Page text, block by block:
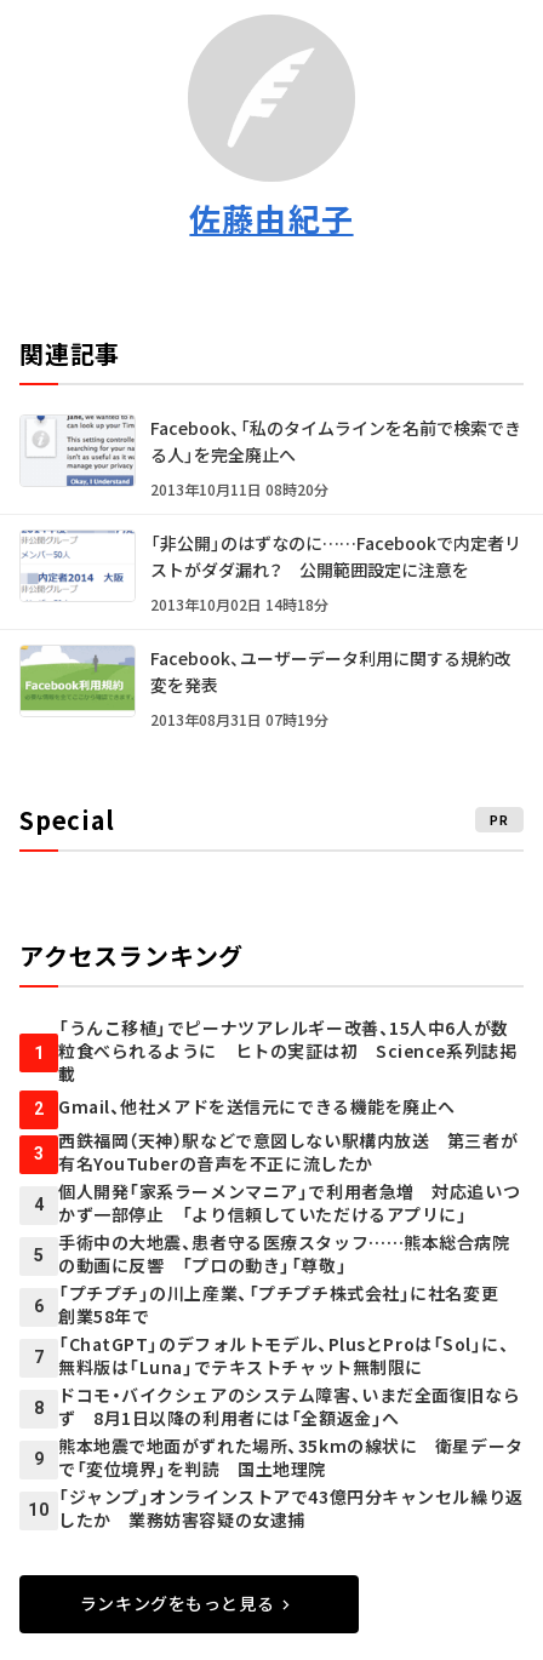
佐藤由紀子
関連記事
Facebook、「私のタイムラインを名前で検索でき
る人」を完全廃止へ
2013年10月11日 08時20分
「非公開」のはずなのに……Facebookで内定者リ
ストがダダ漏れ？ 公開範囲設定に注意を
2013年10月02日 14時18分
Facebook、ユーザーデータ利用に関する規約改
変を発表
2013年08月31日 07時19分
Special PR
アクセスランキング
1
「うんこ移植」でピーナツアレルギー改善、15人中6人が数
粒食べられるように ヒトの実証は初 Science系列誌掲
載
2 Gmail、他社メアドを送信元にできる機能を廃止へ
3
西鉄福岡（天神）駅などで意図しない駅構内放送 第三者が
有名YouTuberの音声を不正に流したか
4
個人開発「家系ラーメンマニア」で利用者急増 対応追いつ
かず一部停止 「より信頼していただけるアプリに」
5
手術中の大地震、患者守る医療スタッフ……熊本総合病院
の動画に反響 「プロの動き」「尊敬」
6
「プチプチ」の川上産業、「プチプチ株式会社」に社名変更
創業58年で
7
「ChatGPT」のデフォルトモデル、PlusとProは「Sol」に、
無料版は「Luna」でテキストチャット無制限に
8
ドコモ・バイクシェアのシステム障害、いまだ全面復旧なら
ず 8月1日以降の利用者には「全額返金」へ
9
熊本地震で地面がずれた場所、35kmの線状に 衛星データ
で「変位境界」を判読 国土地理院
10
「ジャンプ」オンラインストアで43億円分キャンセル繰り返
したか 業務妨害容疑の女逮捕
ランキングをもっと見る